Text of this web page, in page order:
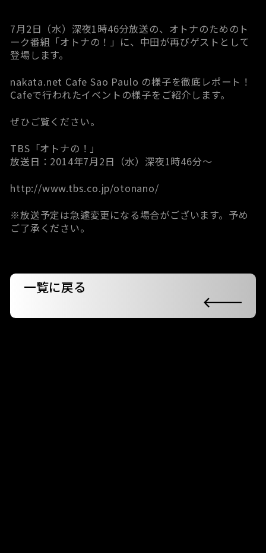
7月2日（水）深夜1時46分放送の、オトナのためのト
ーク番組「オトナの！」に、中田が再びゲストとして
登場します。
nakata.net Cafe Sao Paulo の様子を徹底レポート！
Cafeで行われたイベントの様子をご紹介します。
ぜひご覧ください。
TBS「オトナの！」
放送日：2014年7月2日（水）深夜1時46分～
http://www.tbs.co.jp/otonano/
※放送予定は急遽変更になる場合がございます。予め
ご了承ください。
一覧に戻る